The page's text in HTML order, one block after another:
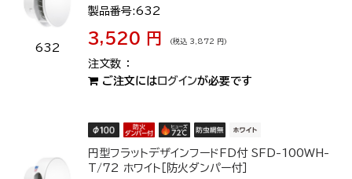
632
製品番号:632
3,520 円 (税込 3,872 円)
ご注文にはログインが必要です
円型フラットデザインフードFD付 SFD-100WH-
T/72 ホワイト［防火ダンパー付］